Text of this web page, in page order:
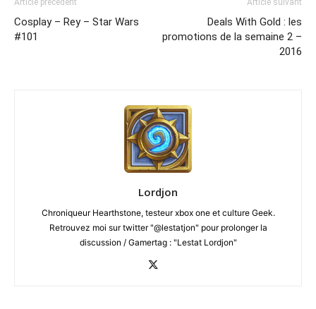
Cosplay – Rey – Star Wars
#101
Deals With Gold : les
promotions de la semaine 2 –
2016
Lordjon
Chroniqueur Hearthstone, testeur xbox one et culture Geek.
Retrouvez moi sur twitter "@lestatjon" pour prolonger la
discussion / Gamertag : "Lestat Lordjon"